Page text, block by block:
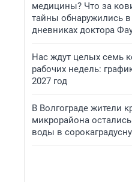
медицины? Что за
тайны обнаружились в
дневниках доктора
Нас ждут целых семь
рабочих недель:
2027 год
В Волгограде жители
микрорайона
воды в